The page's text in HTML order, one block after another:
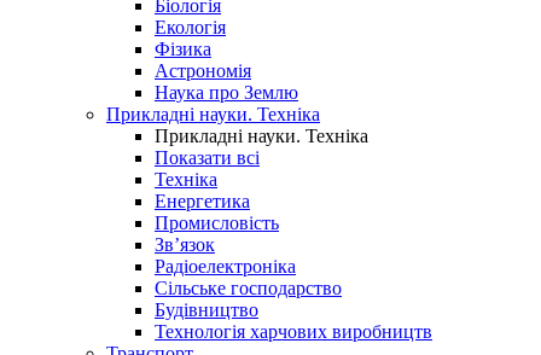
Біологія
Екологія
Фізика
Астрономія
Наука про Землю
Прикладні науки. Техніка
Прикладні науки. Техніка
Показати всі
Техніка
Енергетика
Промисловість
Зв’язок
Радіоелектроніка
Сільське господарство
Будівництво
Технологія харчових виробництв